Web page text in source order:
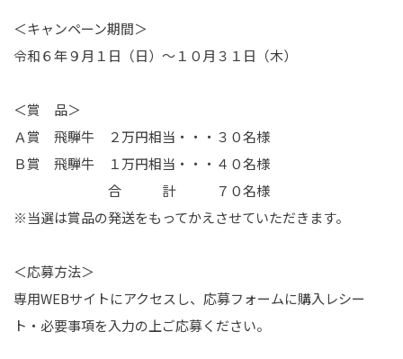
＜キャンペーン期間＞
令和６年９月１日（日）～１０月３１日（木）
＜賞 品＞
Ａ賞 飛騨牛 ２万円相当・・・３０名様
Ｂ賞 飛騨牛 １万円相当・・・４０名様
合 計 ７０名様
※当選は賞品の発送をもってかえさせていただきます。
＜応募方法＞
専用WEBサイトにアクセスし、応募フォームに購入レシー
ト・必要事項を入力の上ご応募ください。